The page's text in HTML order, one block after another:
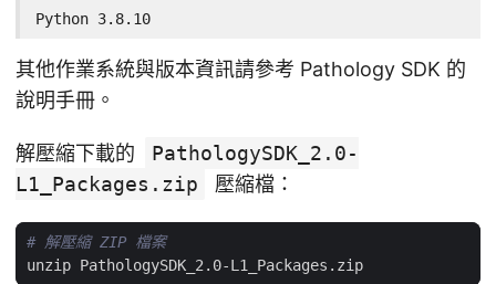
Python 3.8.10
其他作業系統與版本資訊請參考 Pathology SDK 的
說明手冊。
解壓縮下載的
PathologySDK_2.0-
L1_Packages.zip
壓縮檔：
# 解壓縮 ZIP 檔案